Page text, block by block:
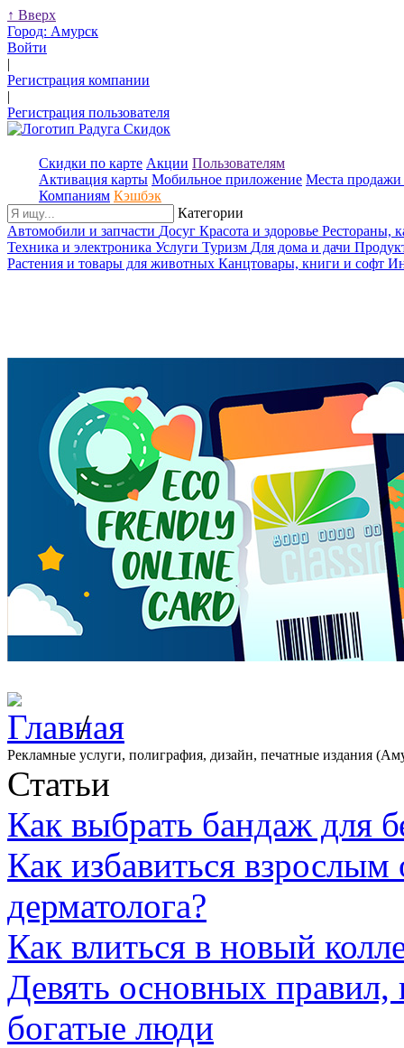
↑ Вверх
Город: Амурск
Войти
|
Регистрация компании
|
Регистрация пользователя
Скидки по карте Акции Пользователям
Активация карты Мобильное приложение Места продажи
Компаниям Кэшбэк
Категории
Автомобили и запчасти Досуг Красота и здоровье Рестораны,
Техника и электроника Услуги Туризм Для дома и дачи
Растения и товары для животных Канцтовары, книги и софт
/
Рекламные услуги, полиграфия, дизайн, печатные издания
Статьи
Как выбрать бандаж для
Как избавиться
дерматолога?
Как влиться в новый
Девять основных
богатые люди